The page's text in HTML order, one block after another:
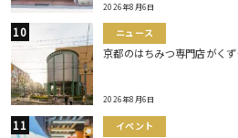
2026年8月6日
ニュース
京都のはちみつ専門店がく
2026年8月6日
イベント